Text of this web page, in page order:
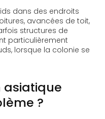
dans des endroits
avancées de toit,
structures de
particulièrement
lorsque la colonie se
asiatique
?